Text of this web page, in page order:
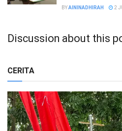
BYAININADHIRAH 2
Discussion about this
CERITA